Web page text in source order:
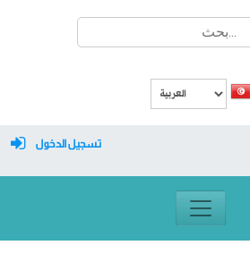
تسجيل الدخول
معرف تسجيل الدخول